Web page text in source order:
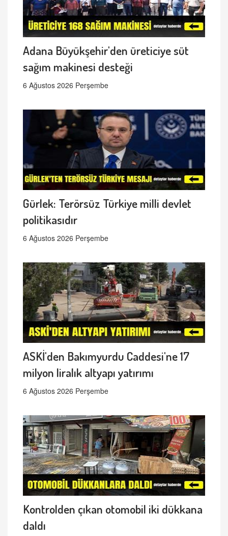
Adana Büyükşehir'den üreticiye süt
sağım makinesi desteği
6 Ağustos 2026 Perşembe
Gürlek: Terörsüz Türkiye milli devlet
politikasıdır
6 Ağustos 2026 Perşembe
ASKİ'den Bakımyurdu Caddesi'ne 17
milyon liralık altyapı yatırımı
6 Ağustos 2026 Perşembe
Kontrolden çıkan otomobil iki dükkana
daldı